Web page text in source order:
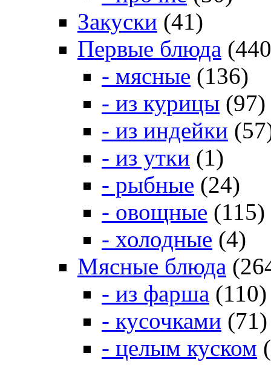
Закуски (41)
Первые блюда
- мясные (136)
- из курицы (97)
- из индейки
- из утки (1)
- рыбные (24)
- овощные (115)
- холодные (4)
Мясные блюда
- из фарша (110)
- кусочками (71)
- целым куском